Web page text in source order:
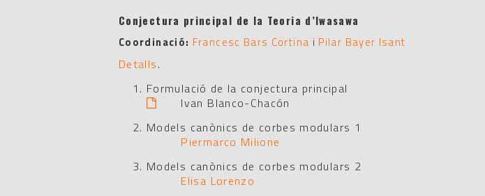
Conjectura principal de la Teoria d’Iwasawa
Coordinació: Francesc Bars Cortina i Pilar Bayer Isant
Detalls.
Formulació de la conjectura principal
Ivan Blanco-Chacón
Models canònics de corbes modulars 1
Piermarco Milione
Models canònics de corbes modulars 2
Elisa Lorenzo